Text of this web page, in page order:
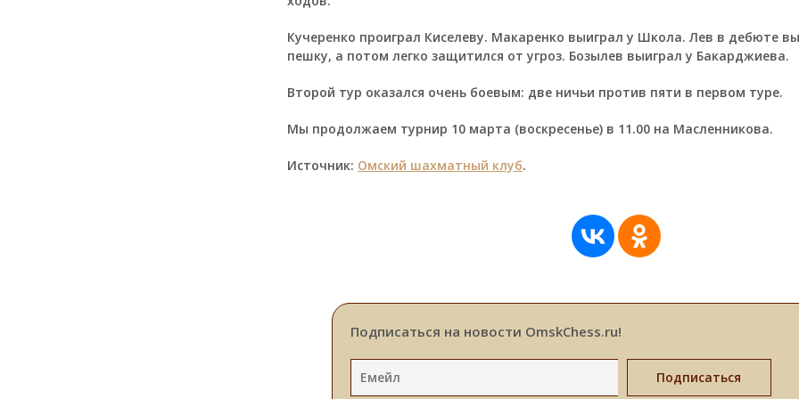
Кучеренко проиграл Киселеву. Макаренко выиграл у Школа. Лев в дебюте
пешку, а потом легко защитился от угроз. Бозылев выиграл у Бакарджиева.
Второй тур оказался очень боевым: две ничьи против пяти в первом туре.
Мы продолжаем турнир 10 марта (воскресенье) в 11.00 на Масленникова.
Источник: Омский шахматный клуб.
Подписаться на новости OmskChess.ru!